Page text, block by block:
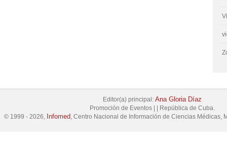
Editor(a) principal: Ana Gloria Díaz
Promoción de Eventos|
República de Cuba.
© 1999 - 2026, Infomed, Centro Nacional de Información de Ciencias Médicas,